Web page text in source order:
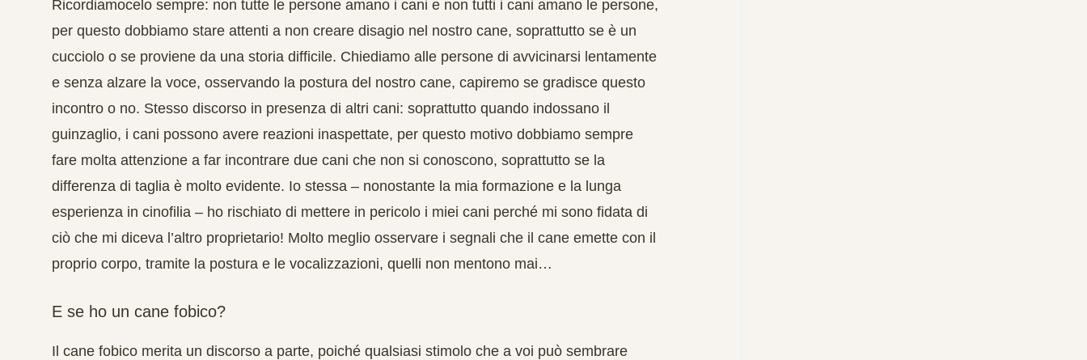
Ricordiamocelo sempre: non tutte le persone amano i cani e non tutti i cani amano le persone,
per questo dobbiamo stare attenti a non creare disagio nel nostro cane, soprattutto se è un
cucciolo o se proviene da una storia difficile. Chiediamo alle persone di avvicinarsi lentamente
e senza alzare la voce, osservando la postura del nostro cane, capiremo se gradisce questo
incontro o no. Stesso discorso in presenza di altri cani: soprattutto quando indossano il
guinzaglio, i cani possono avere reazioni inaspettate, per questo motivo dobbiamo sempre
fare molta attenzione a far incontrare due cani che non si conoscono, soprattutto se la
differenza di taglia è molto evidente. Io stessa – nonostante la mia formazione e la lunga
esperienza in cinofilia – ho rischiato di mettere in pericolo i miei cani perché mi sono fidata di
ciò che mi diceva l’altro proprietario! Molto meglio osservare i segnali che il cane emette con il
proprio corpo, tramite la postura e le vocalizzazioni, quelli non mentono mai…
E se ho un cane fobico?
Il cane fobico merita un discorso a parte, poiché qualsiasi stimolo che a voi può sembrare